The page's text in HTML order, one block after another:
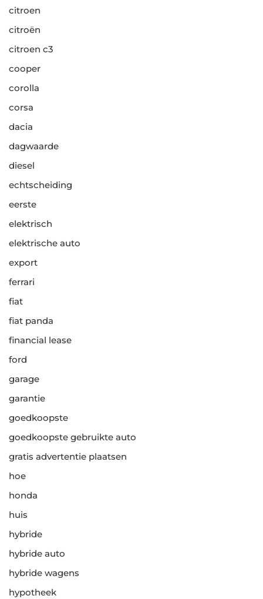
citroen
citroën
citroen c3
cooper
corolla
corsa
dacia
dagwaarde
diesel
echtscheiding
eerste
elektrisch
elektrische auto
export
ferrari
fiat
fiat panda
financial lease
ford
garage
garantie
goedkoopste
goedkoopste gebruikte auto
gratis advertentie plaatsen
hoe
honda
huis
hybride
hybride auto
hybride wagens
hypotheek